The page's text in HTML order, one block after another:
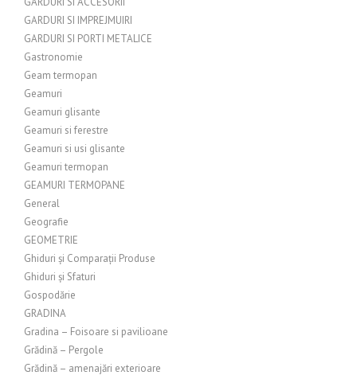
GARDURI SI IMPREJMUIRI
GARDURI SI PORTI METALICE
Gastronomie
Geam termopan
Geamuri
Geamuri glisante
Geamuri si ferestre
Geamuri si usi glisante
Geamuri termopan
GEAMURI TERMOPANE
General
Geografie
GEOMETRIE
Ghiduri și Comparații Produse
Ghiduri și Sfaturi
Gospodărie
GRADINA
Gradina – Foisoare si pavilioane
Grădină – Pergole
Grădină – amenajări exterioare